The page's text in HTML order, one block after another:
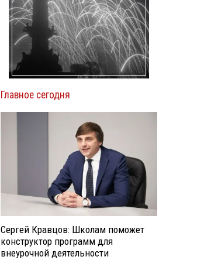
Главное сегодня
Сергей Кравцов: Школам поможет
конструктор программ для
внеурочной деятельности